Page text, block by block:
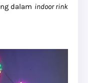
dalam indoor rink